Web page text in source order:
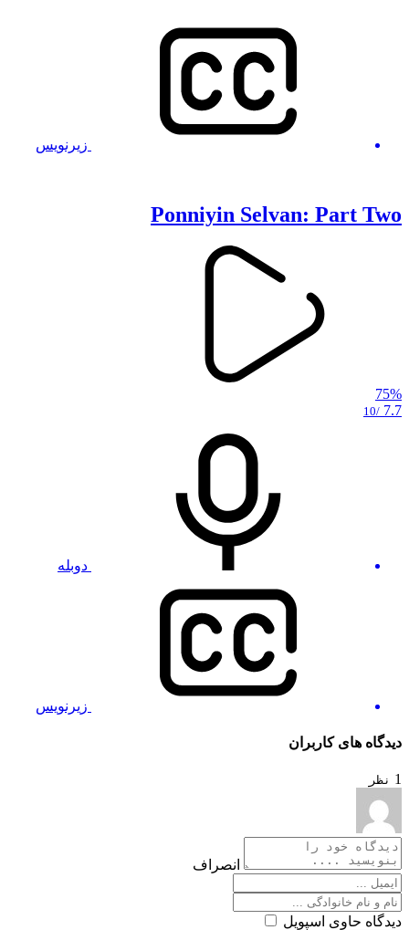
زیرنویس
Ponniyin Selvan: Part Two
75%
7.7
/10
دوبله
زیرنویس
دیدگاه های کاربران
1 نظر
انصراف
دیدگاه حاوی اسپویل